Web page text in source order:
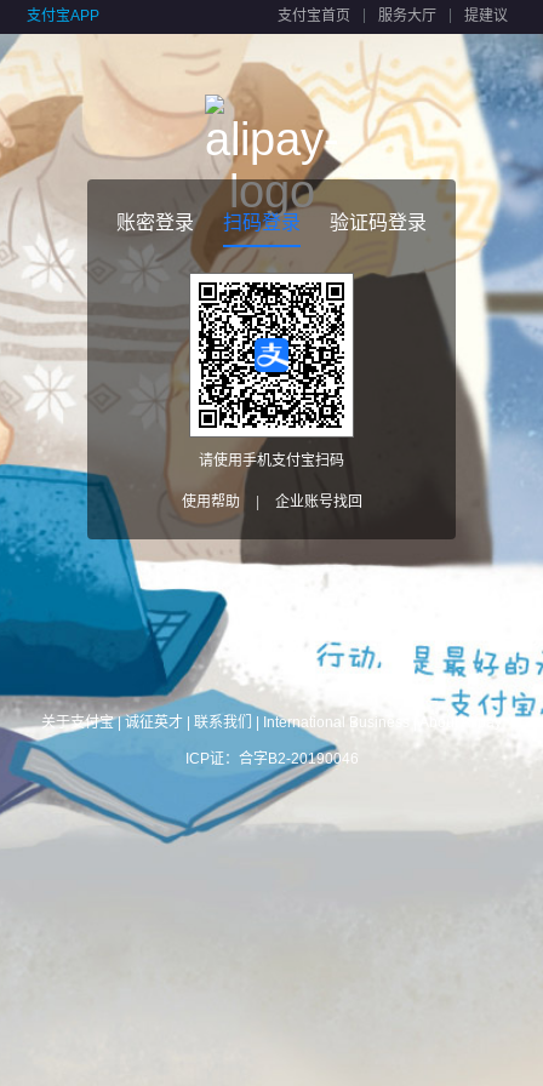
支付宝APP 支付宝首页 服务大厅 提建议
账密登录 扫码登录 验证码登录
请使用手机支付宝扫码
使用帮助 企业账号找回
关于支付宝|诚征英才 联系我们 International Business About Alipay
ICP证：合字B2-20190046